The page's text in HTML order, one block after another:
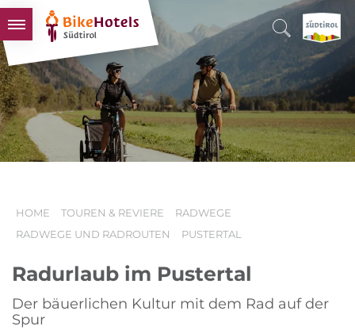
BIKEHOTELS
HOTELS & PAKETE
TOUREN & REVIERE
SÜDTIROL & WIR
HOME TOUREN & REVIERE
RADWEGE
RADWEGE UND RADROUTEN
PUSTERTAL
Radurlaub im Pustertal
Der bäuerlichen Kultur mit dem Rad auf der
Spur